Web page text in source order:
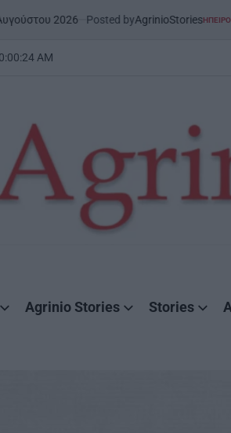
Posted byAgrinioStoriesPOSTED
ΉΠΕΙΡΟΣΣΤΗ ΔΥΤΙΚΉ
:00:25 AM
Agrinio Stories Stories